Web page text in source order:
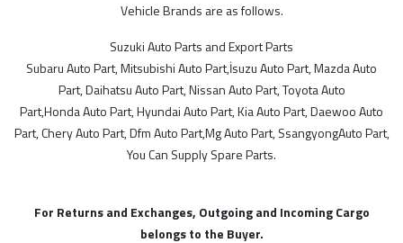
Mercedes Yedek Parça
Mg Yedek Parça
Mitsubishi Yedek Parça
Nissan Yedek Parça
Peugeot Yedek Parça
ithal
MODELLER
Vehicle Brands are as follows.
Suzuki Auto Parts and Export Parts
Subaru Auto Part, Mitsubishi Auto Part,İsuzu Auto Part, Mazda Auto
Part, Daihatsu Auto Part, Nissan Auto Part, Toyota Auto
Part,Honda Auto Part, Hyundai Auto Part, Kia Auto Part, Daewoo Auto
Part, Chery Auto Part, Dfm Auto Part,Mg Auto Part, SsangyongAuto Part,
You Can Supply Spare Parts.
For Returns and Exchanges, Outgoing and Incoming Cargo
belongs to the Buyer.